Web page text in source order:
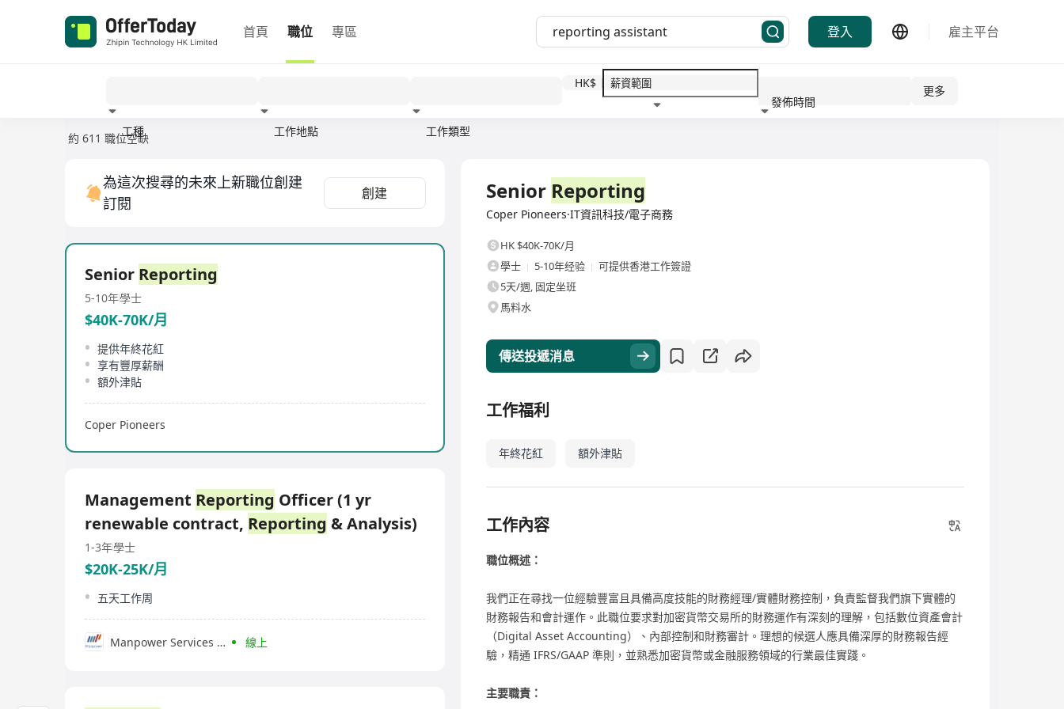
首頁 職位 專區 登入 雇主平台
工種 工作地點 工作類型
HK$
發佈時間
更多
約 611 職位空缺
為這次搜尋的未來上新職位創建
訂閱
創建
Senior Reporting
5-10年學士
$40K-70K/月
提供年終花紅
享有豐厚薪酬
額外津貼
Coper Pioneers
Management Reporting Officer (1 yr
renewable contract, Reporting & Analysis)
1-3年學士
$20K-25K/月
五天工作周
Manpower Services (Hong Kong) Limited 線上
Senior Reporting
Coper Pioneers·IT資訊科技/電子商務
HK $40K-70K/月
學士
5-10年经验
可提供香港工作簽證
5天/週, 固定坐班
馬料水
傳送投遞消息
工作福利
年終花紅 額外津貼
工作內容
職位概述：
我們正在尋找一位經驗豐富且具備高度技能的財務經理/實體財務控制，負責監督我們旗下實體的
財務報告和會計運作。此職位要求對加密貨幣交易所的財務運作有深刻的理解，包括數位資產會計
（Digital Asset Accounting）、內部控制和財務審計。理想的候選人應具備深厚的財務報告經
驗，精通 IFRS/GAAP 準則，並熟悉加密貨幣或金融服務領域的行業最佳實踐。
主要職責：